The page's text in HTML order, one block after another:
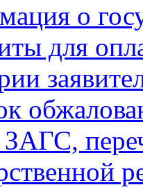
о
для
ЗАГС,